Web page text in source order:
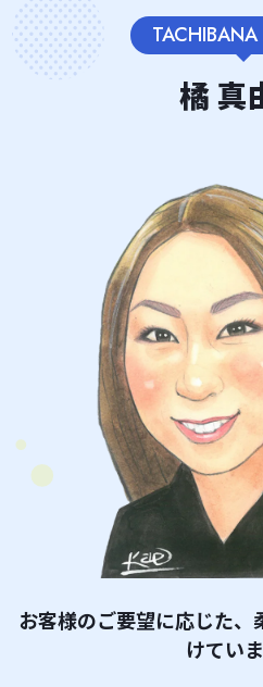
TACHIBANA
橘 真
お客様のご要望に応じた
けていま